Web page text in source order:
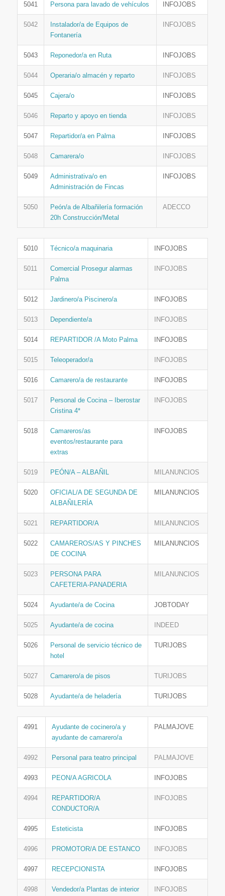
5041 Persona para lavado de vehículos INFOJOBS
5042
Instalador/a de Equipos de
Fontanería
INFOJOBS
5043 Reponedor/a en Ruta INFOJOBS
5044 Operaria/o almacén y reparto INFOJOBS
5045 Cajera/o INFOJOBS
5046 Reparto y apoyo en tienda INFOJOBS
5047 Repartidor/a en Palma INFOJOBS
5048 Camarera/o INFOJOBS
5049
Administrativa/o en
Administración de Fincas
INFOJOBS
5050
Peón/a de Albañilería formación
20h Construcción/Metal
ADECCO
5010 Técnico/a maquinaria INFOJOBS
5011
Comercial Prosegur alarmas
Palma
INFOJOBS
5012 Jardinero/a Piscinero/a INFOJOBS
5013 Dependiente/a INFOJOBS
5014 REPARTIDOR /A Moto Palma INFOJOBS
5015 Teleoperador/a INFOJOBS
5016 Camarero/a de restaurante INFOJOBS
5017
Personal de Cocina – Iberostar
Cristina 4*
INFOJOBS
5018
Camareros/as
eventos/restaurante para
extras
INFOJOBS
5019 PEÓN/A – ALBAÑIL MILANUNCIOS
5020
OFICIAL/A DE SEGUNDA DE
ALBAÑILERÍA
MILANUNCIOS
5021 REPARTIDOR/A MILANUNCIOS
5022
CAMAREROS/AS Y PINCHES
DE COCINA
MILANUNCIOS
5023
PERSONA PARA
CAFETERIA-PANADERIA
MILANUNCIOS
5024 Ayudante/a de Cocina JOBTODAY
5025 Ayudante/a de cocina INDEED
5026
Personal de servicio técnico de
hotel
TURIJOBS
5027 Camarero/a de pisos TURIJOBS
5028 Ayudante/a de heladería TURIJOBS
4991
Ayudante de cocinero/a y
ayudante de camarero/a
PALMAJOVE
4992 Personal para teatro principal PALMAJOVE
4993 PEON/A AGRICOLA INFOJOBS
4994
REPARTIDOR/A
CONDUCTOR/A
INFOJOBS
4995 Esteticista INFOJOBS
4996 PROMOTOR/A DE ESTANCO INFOJOBS
4997 RECEPCIONISTA INFOJOBS
4998 Vendedor/a Plantas de interior INFOJOBS